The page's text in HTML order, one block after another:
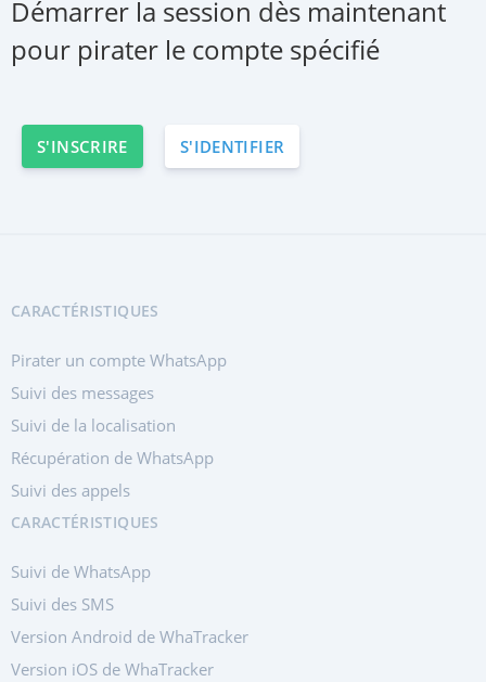
Démarrer la session dès maintenant
pour pirater le compte spécifié
S'INSCRIRE S'IDENTIFIER
CARACTÉRISTIQUES
Pirater un compte WhatsApp
Suivi des messages
Suivi de la localisation
Récupération de WhatsApp
Suivi des appels
CARACTÉRISTIQUES
Suivi de WhatsApp
Suivi des SMS
Version Android de WhaTracker
Version iOS de WhaTracker